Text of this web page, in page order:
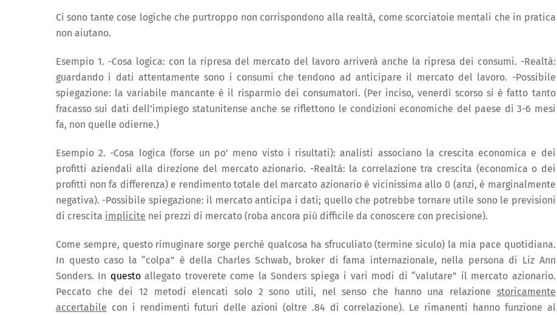
Ci sono tante cose logiche che purtroppo non corrispondono alla realtà, come scorciatoie mentali che in pratica
non aiutano.
Esempio 1. -Cosa logica: con la ripresa del mercato del lavoro arriverà anche la ripresa dei consumi. -Realtà:
guardando i dati attentamente sono i consumi che tendono ad anticipare il mercato del lavoro. -Possibile
spiegazione: la variabile mancante è il risparmio dei consumatori. (Per inciso, venerdì scorso si è fatto tanto
fracasso sui dati dell’impiego statunitense anche se riflettono le condizioni economiche del paese di 3-6 mesi
fa, non quelle odierne.)
Esempio 2. -Cosa logica (forse un po’ meno visto i risultati): analisti associano la crescita economica e dei
profitti aziendali alla direzione del mercato azionario. -Realtà: la correlazione tra crescita (economica o dei
profitti non fa differenza) e rendimento totale del marcato azionario è vicinissima allo 0 (anzi, è marginalmente
negativa). -Possibile spiegazione: il mercato anticipa i dati; quello che potrebbe tornare utile sono le previsioni
di crescita implicite nei prezzi di mercato (roba ancora più difficile da conoscere con precisione).
Come sempre, questo rimuginare sorge perché qualcosa ha sfruculiato (termine siculo) la mia pace quotidiana.
In questo caso la “colpa” è della Charles Schwab, broker di fama internazionale, nella persona di Liz Ann
Sonders. In questoallegato troverete come la Sonders spiega i vari modi di “valutare” il mercato azionario.
Peccato che dei 12 metodi elencati solo 2 sono utili, nel senso che hanno una relazione storicamente
accertabile con i rendimenti futuri delle azioni (oltre .84 di correlazione). Le rimanenti hanno funzione al